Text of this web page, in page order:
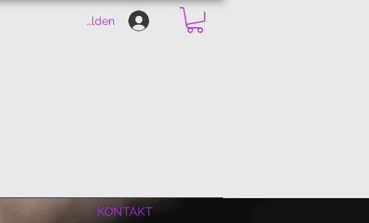
Anmelden
KONTAKT